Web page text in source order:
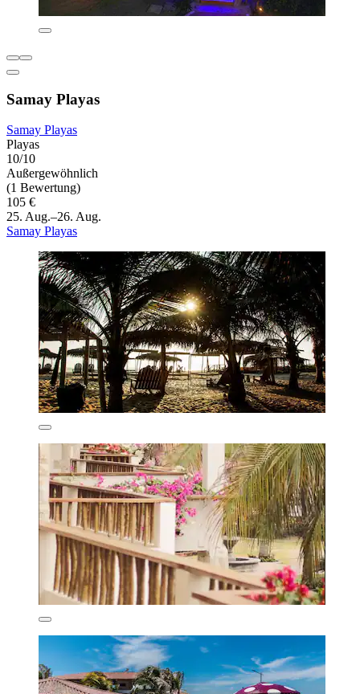
Samay Playas
Samay Playas
Playas
10/10
Außergewöhnlich
(1 Bewertung)
105 €
25. Aug.–26. Aug.
Samay Playas